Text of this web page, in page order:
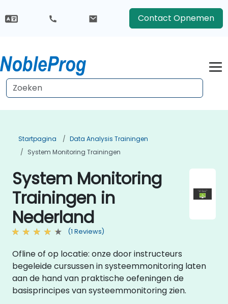
Contact Opnemen
Startpagina
Data Analysis Trainingen
System Monitoring Trainingen
System Monitoring
Trainingen in
Nederland
(1 Reviews)
Ofline of op locatie: onze door instructeurs
begeleide cursussen in systeemmonitoring laten
aan de hand van praktische oefeningen de
basisprincipes van systeemmonitoring zien.